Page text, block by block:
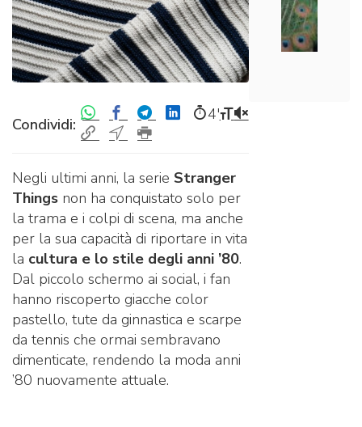
Condividi:
4′
Negli ultimi anni, la serie Stranger
Things non ha conquistato solo per
la trama e i colpi di scena, ma anche
per la sua capacità di riportare in vita
la cultura e lo stile degli anni ’80.
Dal piccolo schermo ai social, i fan
hanno riscoperto giacche color
pastello, tute da ginnastica e scarpe
da tennis che ormai sembravano
dimenticate, rendendo la moda anni
’80 nuovamente attuale.